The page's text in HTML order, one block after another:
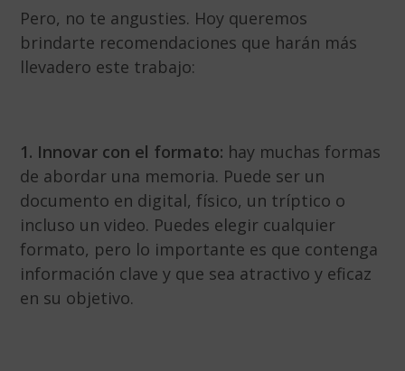
Pero, no te angusties. Hoy queremos
brindarte recomendaciones que harán más
llevadero este trabajo:
1. Innovar con el formato: hay muchas formas
de abordar una memoria. Puede ser un
documento en digital, físico, un tríptico o
incluso un video. Puedes elegir cualquier
formato, pero lo importante es que contenga
información clave y que sea atractivo y eficaz
en su objetivo.